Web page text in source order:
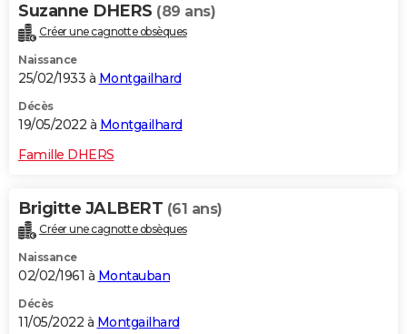
Suzanne DHERS (89 ans)
Créer une cagnotte obsèques
Naissance
25/02/1933 à Montgailhard
Décès
19/05/2022 à Montgailhard
Famille DHERS
Brigitte JALBERT (61 ans)
Créer une cagnotte obsèques
Naissance
02/02/1961 à Montauban
Décès
11/05/2022 à Montgailhard